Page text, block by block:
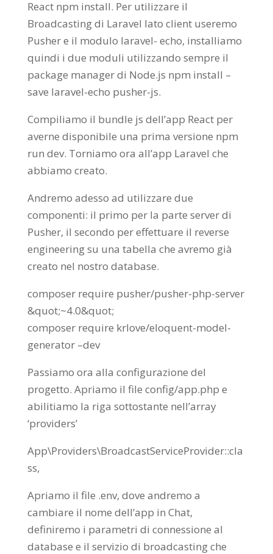
React npm install. Per utilizzare il
Broadcasting di Laravel lato client useremo
Pusher e il modulo laravel- echo, installiamo
quindi i due moduli utilizzando sempre il
package manager di Node.js npm install –
save laravel-echo pusher-js.
Compiliamo il bundle js dell’app React per
averne disponibile una prima versione npm
run dev. Torniamo ora all’app Laravel che
abbiamo creato.
Andremo adesso ad utilizzare due
componenti: il primo per la parte server di
Pusher, il secondo per effettuare il reverse
engineering su una tabella che avremo già
creato nel nostro database.
composer require pusher/pusher-php-server
&quot;~4.0&quot;
composer require krlove/eloquent-model-
generator –dev
Passiamo ora alla configurazione del
progetto. Apriamo il file config/app.php e
abilitiamo la riga sottostante nell’array
‘providers’
App\Providers\BroadcastServiceProvider::cla
ss,
Apriamo il file .env, dove andremo a
cambiare il nome dell’app in Chat,
definiremo i parametri di connessione al
database e il servizio di broadcasting che